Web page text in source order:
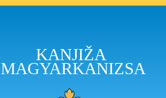
KANJIŽA
MAGYARKANIZSA